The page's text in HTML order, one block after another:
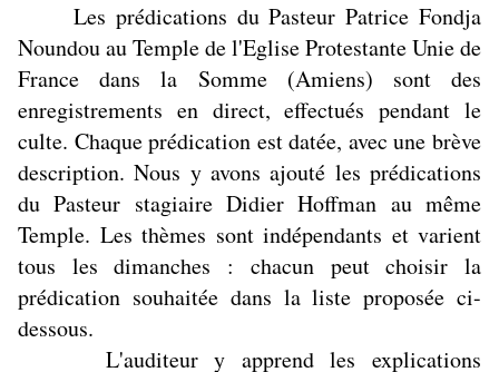
Les prédications du Pasteur Patrice Fondja
Noundou au Temple de l'Eglise Protestante Unie de
France dans la Somme (Amiens) sont des
enregistrements en direct, effectués pendant le
culte. Chaque prédication est datée, avec une brève
description. Nous y avons ajouté les prédications
du Pasteur stagiaire Didier Hoffman au même
Temple. Les thèmes sont indépendants et varient
tous les dimanches : chacun peut choisir la
prédication souhaitée dans la liste proposée ci-
dessous.
L'auditeur y apprend les explications